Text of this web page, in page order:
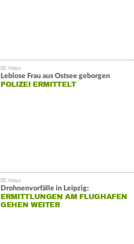
Leblose Frau aus Ostsee geborgen
POLIZEI ERMITTELT
Drohnenvorfälle in Leipzig:
ERMITTLUNGEN AM FLUGHAFEN
GEHEN WEITER